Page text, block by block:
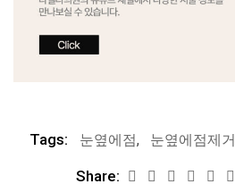
Tags: 눈옆에점, 눈옆에점제거
Share: